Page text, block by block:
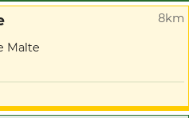
8km
Malte